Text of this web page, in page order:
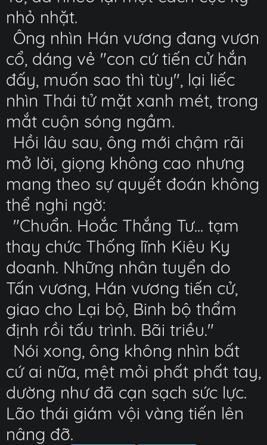
nhỏ nhặt.
Ông nhìn Hán vương đang vươn
cổ, dáng vẻ "con cứ tiến cử hắn
đấy, muốn sao thì tùy", lại liếc
nhìn Thái tử mặt xanh mét, trong
mắt cuộn sóng ngầm.
Hồi lâu sau, ông mới chậm rãi
mở lời, giọng không cao nhưng
mang theo sự quyết đoán không
thể nghi ngờ:
"Chuẩn. Hoắc Thắng Tư... tạm
thay chức Thống lĩnh Kiêu Kỵ
doanh. Những nhân tuyển do
Tấn vương, Hán vương tiến cử,
giao cho Lại bộ, Binh bộ thẩm
định rồi tấu trình. Bãi triều."
Nói xong, ông không nhìn bất
cứ ai nữa, mệt mỏi phất phất tay,
dường như đã cạn sạch sức lực.
Lão thái giám vội vàng tiến lên
nâng đỡ.